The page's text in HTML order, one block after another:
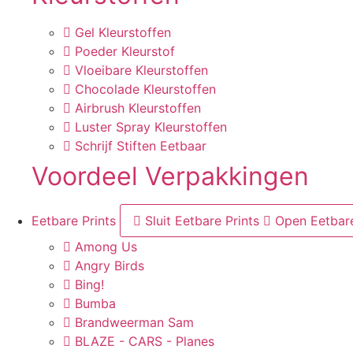
Gel Kleurstoffen
Poeder Kleurstof
Vloeibare Kleurstoffen
Chocolade Kleurstoffen
Airbrush Kleurstoffen
Luster Spray Kleurstoffen
Schrijf Stiften Eetbaar
Voordeel Verpakkingen
Eetbare Prints Sluit Eetbare Prints
Open
Among Us
Angry Birds
Bing!
Bumba
Brandweerman Sam
BLAZE - CARS - Planes